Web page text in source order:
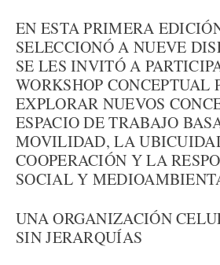
EN ESTA PRIMERA
SELECCIONÓ A NUEVE
SE LES INVITÓ A
WORKSHOP CONCEPTUAL
EXPLORAR NUEVOS
ESPACIO DE TRABAJO
MOVILIDAD, LA
COOPERACIÓN Y LA
SOCIAL Y
UNA ORGANIZACIÓN
SIN JERARQUÍAS